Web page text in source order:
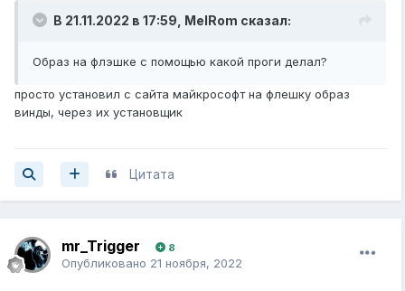
В 21.11.2022 в 17:59, MelRom сказал:
Образ на флэшке с помощью какой проги делал?
просто установил с сайта майкрософт на флешку образ
винды, через их установщик
Цитата
mr_Trigger 8
Опубликовано 21 ноября, 2022